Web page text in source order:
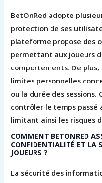
BetOnRed adopte
protection de ses
plateforme propose des
permettant aux joueurs
comportements. De
limites personnelles
ou la durée des sessions.
contrôler le temps passé
limitant ainsi les risques
COMMENT BETONRED
CONFIDENTIALITÉ ET LA
JOUEURS ?
La sécurité des